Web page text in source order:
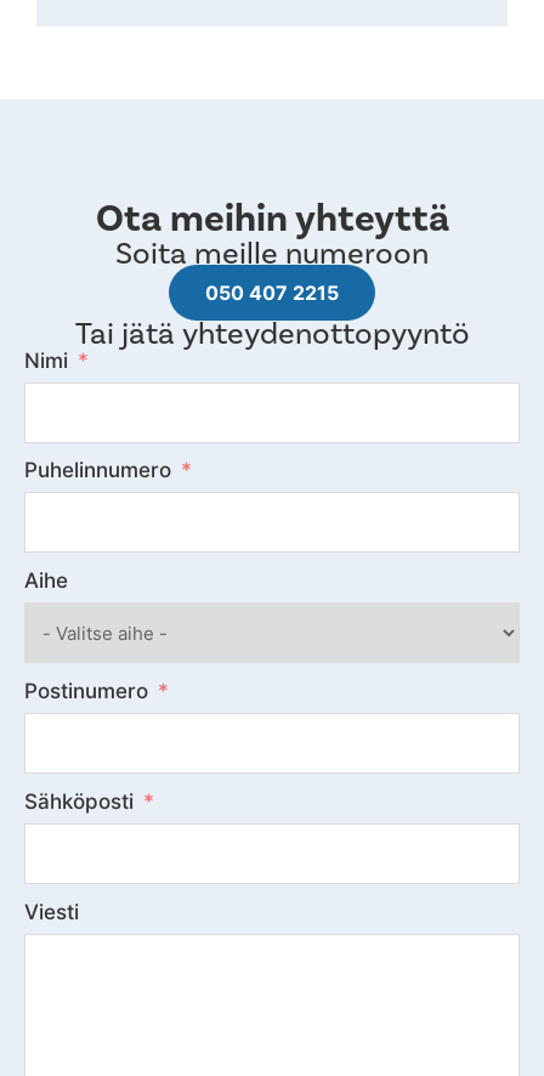
Ota meihin yhteyttä
Soita meille numeroon
050 407 2215
Tai jätä yhteydenottopyyntö
Nimi
Puhelinnumero
Aihe
Postinumero
Sähköposti
Viesti